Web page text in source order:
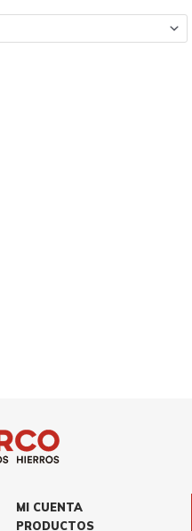
MI CUENTA
PRODUCTOS